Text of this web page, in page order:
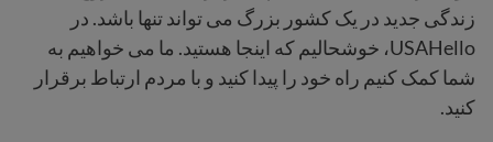
زندگی جدید در یک کشور بزرگ می تواند تنها باشد. در
USAHello، خوشحالیم که اینجا هستید. ما می خواهیم به
شما کمک کنیم راه خود را پیدا کنید و با مردم ارتباط برقرار
کنید.